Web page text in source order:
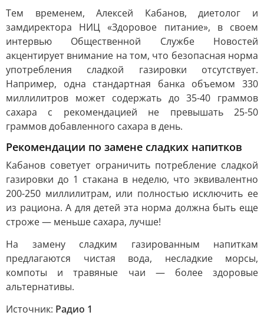
Тем временем, Алексей Кабанов, диетолог и
замдиректора НИЦ «Здоровое питание», в своем
интервью Общественной Службе Новостей
акцентирует внимание на том, что безопасная норма
употребления сладкой газировки отсутствует.
Например, одна стандартная банка объемом 330
миллилитров может содержать до 35-40 граммов
сахара с рекомендацией не превышать 25-50
граммов добавленного сахара в день.
Рекомендации по замене сладких напитков
Кабанов советует ограничить потребление сладкой
газировки до 1 стакана в неделю, что эквивалентно
200-250 миллилитрам, или полностью исключить ее
из рациона. А для детей эта норма должна быть еще
строже — меньше сахара, лучше!
На замену сладким газированным напиткам
предлагаются чистая вода, несладкие морсы,
компоты и травяные чаи — более здоровые
альтернативы.
Источник: Радио 1